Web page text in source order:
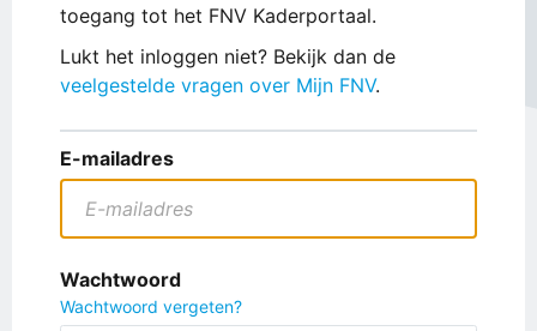
toegang tot het FNV Kaderportaal.
Lukt het inloggen niet? Bekijk dan de
veelgestelde vragen over Mijn FNV.
E-mailadres
Wachtwoord
Wachtwoord vergeten?